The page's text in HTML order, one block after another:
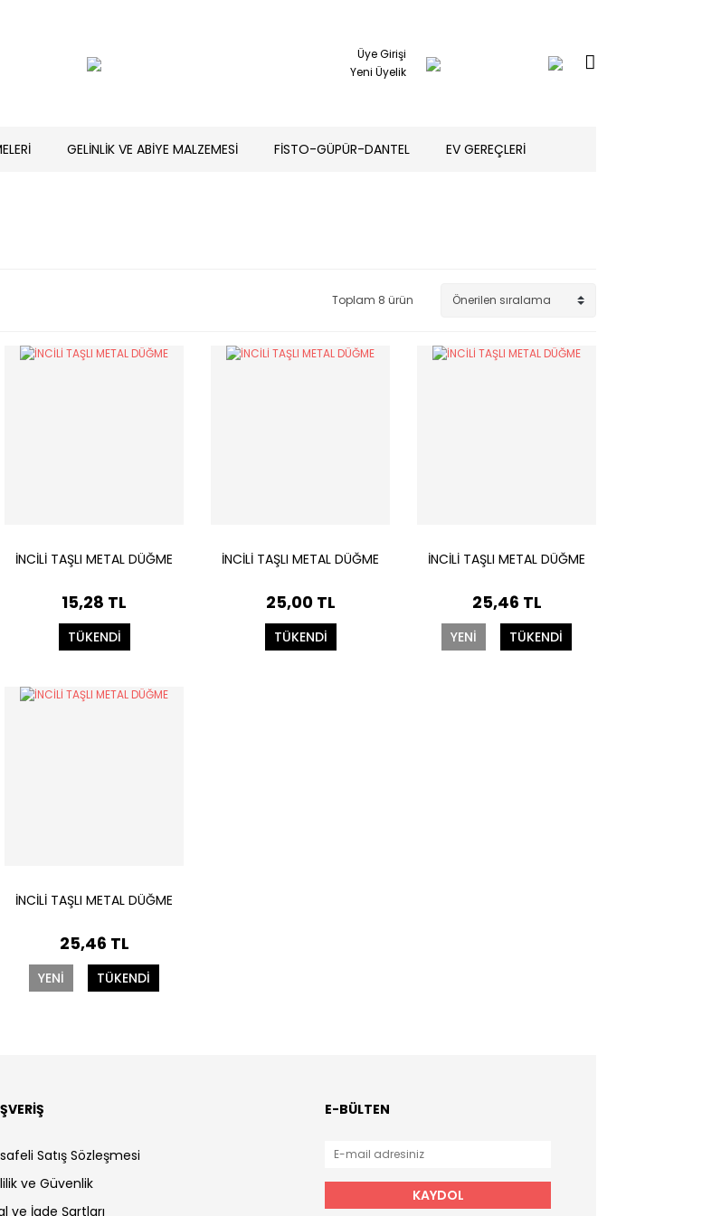
Üye Girişi
Yeni Üyelik
GELİNLİK VE ABİYE MALZEMESİ FİSTO-GÜPÜR-DANTEL EV GEREÇLERİ
Toplam 8 ürün
İNCİLİ TAŞLI METAL DÜĞME
15,28 TL
TÜKENDİ
İNCİLİ TAŞLI METAL DÜĞME
25,00 TL
TÜKENDİ
İNCİLİ TAŞLI METAL DÜĞME
25,46 TL
YENİ TÜKENDİ
İNCİLİ TAŞLI METAL DÜĞME
25,46 TL
YENİ TÜKENDİ
Satış Sözleşmesi
ve Güvenlik
ve İade Şartları
E-BÜLTEN
KAYDOL